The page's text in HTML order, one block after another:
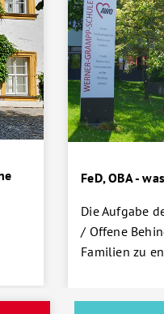
FeD, OBA -
Die Aufgabe
/ Offene
Familien zu